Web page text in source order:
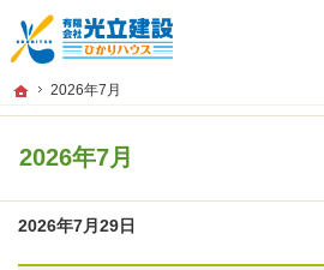
ホーム
2026年7月
2026年7月
プロの目線からご提案。広島県尾道市の注文住
広島県尾道市の新築・注文住宅・新築戸建てを
2026年7月29日